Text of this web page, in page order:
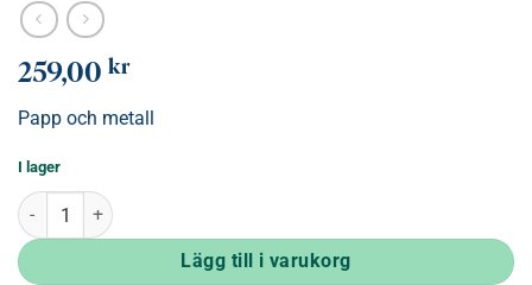
259,00 kr
Papp och metall
I lager
Mumin Pappväska Muminhus M mängd
Lägg till i varukorg